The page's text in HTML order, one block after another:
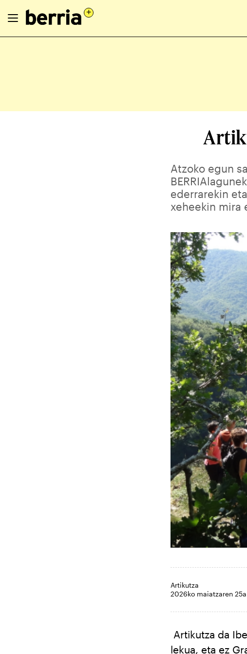
Atzoko egun
ederrarekin
xeheekin mira
Artikutza
2026ko maiatzaren 25a
Artikutza da
lekua, eta ez